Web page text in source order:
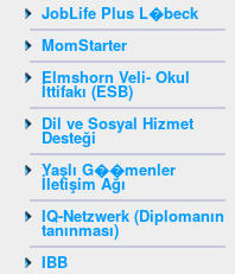
JobLife Plus L�beck
MomStarter
Elmshorn Veli- Okul
İttifakı (ESB)
Dil ve Sosyal Hizmet
Desteği
Yaşlı G��menler
İletişim Ağı
IQ-Netzwerk (Diplomanın
tanınması)
IBB